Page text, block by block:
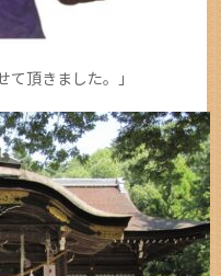
頂きました。」